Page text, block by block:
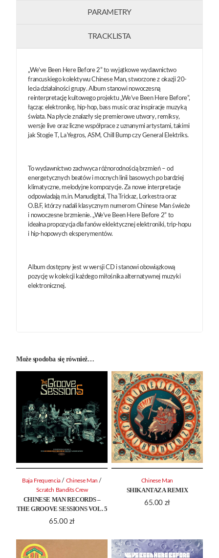
PARAMETRY
TRACKLISTA
„We’ve Been Here Before 2” to wyjątkowe wydawnictwo
francuskiego kolektywu Chinese Man, stworzone z okazji 20-
lecia działalności grupy. Album stanowi nowoczesną
reinterpretację kultowego projektu „We’ve Been Here Before”,
łącząc elektronikę, hip-hop, bass music oraz inspiracje muzyką
świata. Na płycie znalazły się premierowe utwory, remiksy,
wersje live oraz liczne współprace z uznanymi artystami, takimi
jak Stogie T, La Yegros, ASM, Chill Bump czy General Elektriks.
To wydawnictwo zachwyca różnorodnością brzmień – od
energetycznych beatów i mocnych linii basowych po bardziej
klimatyczne, melodyjne kompozycje. Za nowe interpretacje
odpowiadają m.in. Manudigital, Tha Trickaz, Lorkestra oraz
O.B.F, którzy nadali klasycznym numerom Chinese Man świeże
i nowoczesne brzmienie. „We’ve Been Here Before 2” to
idealna propozycja dla fanów eklektycznej elektroniki, trip-hopu
i hip-hopowych eksperymentów.
Album dostępny jest w wersji CD i stanowi obowiązkową
pozycję w kolekcji każdego miłośnika alternatywnej muzyki
elektronicznej.
Może spodoba się również…
CHINESE MAN RECORDS –
THE GROOVE SESSIONS VOL. 5
65.00 zł
Baja Frequencia / Chinese Man /
Scratch Bandits Crew
SHIKANTAZA REMIX
65.00 zł
Chinese Man